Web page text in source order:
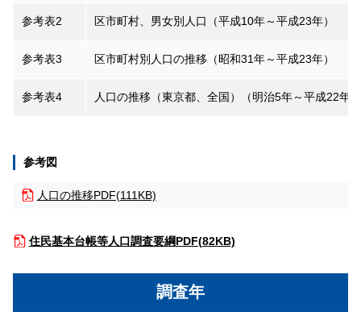
調査年
参考表2 区市町村、男女別人口（平成10年～平成23年）
参考表3 区市町村別人口の推移（昭和31年～平成23年）
参考表4 人口の推移（東京都、全国）（明治5年～平成22年）
参考図
人口の推移PDF(111KB)
住民基本台帳等人口調査要綱PDF(82KB)